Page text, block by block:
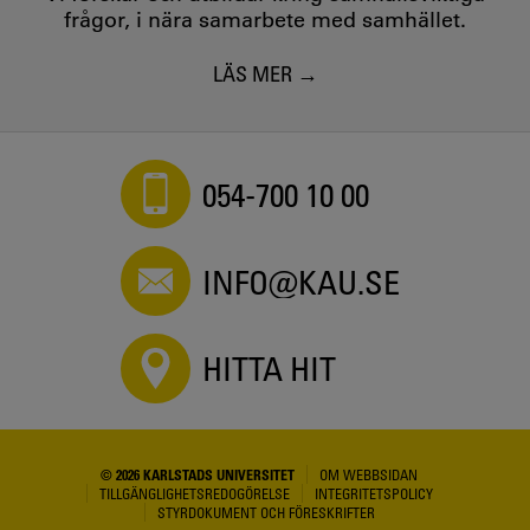
frågor, i nära samarbete med samhället.
LÄS MER
054-700 10 00
INFO@KAU.SE
HITTA HIT
© 2026 KARLSTADS UNIVERSITET
OM WEBBSIDAN
TILLGÄNGLIGHETSREDOGÖRELSE
INTEGRITETSPOLICY
STYRDOKUMENT OCH FÖRESKRIFTER